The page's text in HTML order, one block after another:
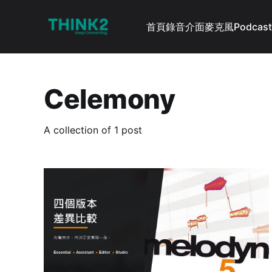
首頁錄音介面麥克風Podcast
Celemony
A collection of 1 post